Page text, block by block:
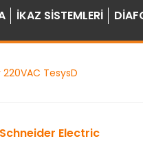
İKAZ SİSTEMLERİ
220VAC TesysD
Schneider Electric